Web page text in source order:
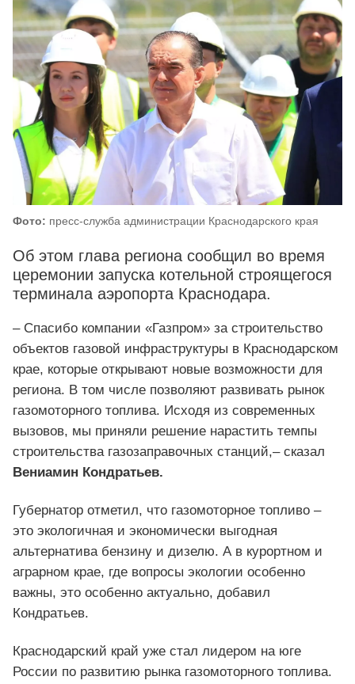
Фото: пресс-служба администрации Краснодарского края
Об этом глава региона сообщил во время
церемонии запуска котельной строящегося
терминала аэропорта Краснодара.
– Спасибо компании «Газпром» за строительство
объектов газовой инфраструктуры в Краснодарском
крае, которые открывают новые возможности для
региона. В том числе позволяют развивать рынок
газомоторного топлива. Исходя из современных
вызовов, мы приняли решение нарастить темпы
строительства газозаправочных станций,– сказал
Вениамин Кондратьев.
Губернатор отметил, что газомоторное топливо –
это экологичная и экономически выгодная
альтернатива бензину и дизелю. А в курортном и
аграрном крае, где вопросы экологии особенно
важны, это особенно актуально, добавил
Кондратьев.
Краснодарский край уже стал лидером на юге
России по развитию рынка газомоторного топлива.